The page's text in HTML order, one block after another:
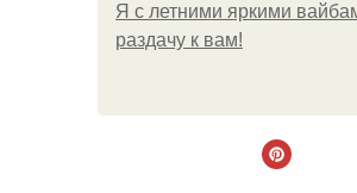
Я с летними яркими
раздачу к вам!